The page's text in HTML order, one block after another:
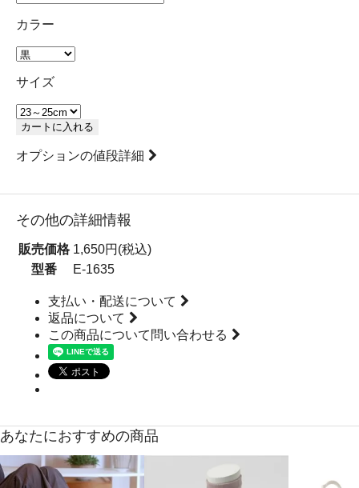
カラー
サイズ
カートに入れる
オプションの値段詳細
その他の詳細情報
販売価格 1,650円(税込)
型番
E-1635
支払い・配送について
返品について
この商品について問い合わせる
あなたにおすすめの商品